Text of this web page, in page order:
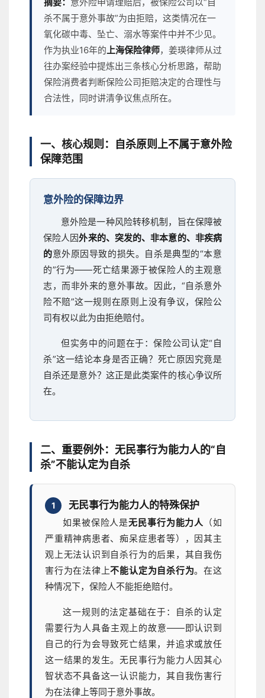
杀不属于意外事故”为由拒赔，这类情况在一
氧化碳中毒、坠亡、溺水等案件中并不少见。
作为执业16年的上海保险律师，姜瑛律师从过
往办案经验中提炼出三条核心分析思路，帮助
保险消费者判断保险公司拒赔决定的合理性与
合法性，同时讲清争议焦点所在。
一、核心规则：自杀原则上不属于意外险
保障范围
意外险的保障边界
意外险是一种风险转移机制，旨在保障被
保险人因外来的、突发的、非本意的、非疾病
的意外原因导致的损失。自杀是典型的“本意
的”行为——死亡结果源于被保险人的主观意
志，而非外来的意外事故。因此，“自杀意外
险不赔”这一规则在原则上没有争议，保险公
司有权以此为由拒绝赔付。
但实务中的问题在于：保险公司认定“自
杀”这一结论本身是否正确？死亡原因究竟是
自杀还是意外？这正是此类案件的核心争议所
在。
二、重要例外：无民事行为能力人的“自
杀”不能认定为自杀
1 无民事行为能力人的特殊保护
如果被保险人是无民事行为能力人 （如
严重精神病患者、痴呆症患者等），因其主
观上无法认识到自杀行为的后果，其自我伤
害行为在法律上不能认定为自杀行为。在这
种情况下，保险人不能拒绝赔付。
这一规则的法定基础在于：自杀的认定
需要行为人具备主观上的故意——即认识到
自己的行为会导致死亡结果，并追求或放任
这一结果的发生。无民事行为能力人因其心
智状态不具备这一认识能力，其自我伤害行
为在法律上等同于意外事故。